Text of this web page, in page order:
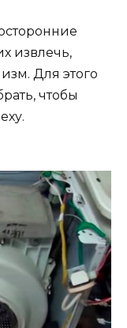
извлечь,
Для этого
чтобы